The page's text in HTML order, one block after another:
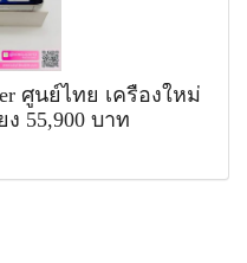
ศูนย์ไทย เครื่องใหม่
55,900 บาท